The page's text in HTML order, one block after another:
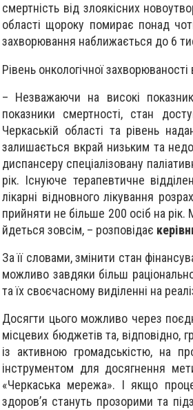
смертність від злоякісних
області щороку помирає понад
захворювання наближається до 6
Рівень онкологічної
– Незважаючи на високі
показники смертності, стан
Черкаській області та рівень
залишається вкрай низьким та
диспансеру спеціалізовану
рік. Існуюче терапевтичне
лікарні відновного лікування
прийняти не більше 200 осіб на рік.
йдеться зовсім, – розповідає
За її словами, змінити стан
можливо завдяки більш
та їх своєчасному виділенні на
Досягти цього можливо через
місцевих бюджетів та, відповідно,
із активною громадськістю, на
інструментом для досягнення
«Черкаська мережа». І якщо
здоров’я стануть прозорими та